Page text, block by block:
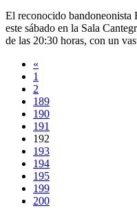
El reconocido bandoneonista
este sábado en la Sala
de las 20:30 horas, con un
«
1
2
189
190
191
192
193
194
195
199
200